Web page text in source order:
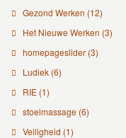
Gezond Werken (12)
Het Nieuwe Werken (3)
homepageslider(3)
Ludiek(6)
RIE(1)
stoelmassage (6)
Veiligheid (1)